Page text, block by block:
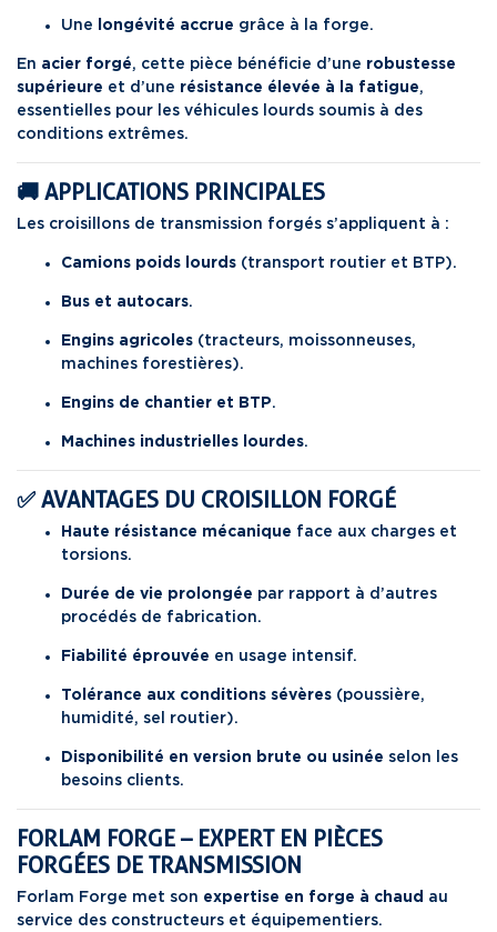
Une longévité accrue grâce à la forge.
En acier forgé, cette pièce bénéficie d’une robustesse
supérieure et d’une résistance élevée à la fatigue,
essentielles pour les véhicules lourds soumis à des
conditions extrêmes.
🚚 APPLICATIONS PRINCIPALES
Les croisillons de transmission forgés s’appliquent à :
Camions poids lourds (transport routier et BTP).
Bus et autocars.
Engins agricoles (tracteurs, moissonneuses,
machines forestières).
Engins de chantier et BTP.
Machines industrielles lourdes.
✅ AVANTAGES DU CROISILLON FORGÉ
Haute résistance mécanique face aux charges et
torsions.
Durée de vie prolongée par rapport à d’autres
procédés de fabrication.
Fiabilité éprouvée en usage intensif.
Tolérance aux conditions sévères (poussière,
humidité, sel routier).
Disponibilité en version brute ou usinée selon les
besoins clients.
FORLAM FORGE – EXPERT EN PIÈCES
FORGÉES DE TRANSMISSION
Forlam Forge met son expertise en forge à chaud au
service des constructeurs et équipementiers.